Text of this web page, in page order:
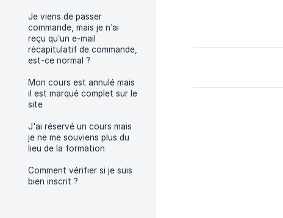
Je viens de passer
commande, mais je n’ai
reçu qu’un e-mail
récapitulatif de commande,
est-ce normal ?
Mon cours est annulé mais
il est marqué complet sur le
site
J'ai réservé un cours mais
je ne me souviens plus du
lieu de la formation
Comment vérifier si je suis
bien inscrit ?